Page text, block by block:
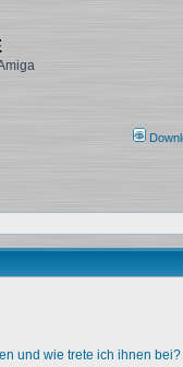
und wie trete ich ihnen bei?